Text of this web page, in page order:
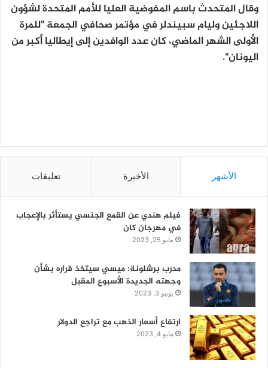
وقال المتحدث باسم المفوضية العليا للأمم المتحدة لشؤون
اللاجئين وليام سبيندلر في مؤتمر صحافي الجمعة "للمرة
الأولى الشهر الماضي، كان عدد الوافدين إلى إيطاليا أكبر من
اليونان".
الأشهر الأخيرة تعليقات
فيلم هندي عن القمع الجنسي يستأثر بالإعجاب
في مهرجان كان
مايو 25, 2023
مدرب برشلونة: ميسي سيتخذ قراره بشأن
وجهته الجديدة الأسبوع المقبل
يونيو 3, 2023
ارتفاع أسعار الذهب مع تراجع الدولار
مايو 4, 2023